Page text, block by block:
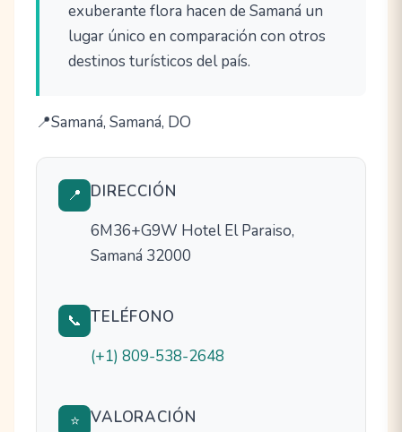
exuberante flora hacen de Samaná un
lugar único en comparación con otros
destinos turísticos del país.
Samaná, Samaná, DO
📍 DIRECCIÓN
6M36+G9W Hotel El Paraiso,
Samaná 32000
📞 TELÉFONO
(+1) 809-538-2648
⭐ VALORACIÓN